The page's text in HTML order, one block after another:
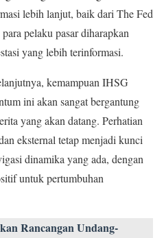
lebih lanjut, baik dari The Fed
pelaku pasar diharapkan
yang lebih terinformasi.
kemampuan IHSG
ini akan sangat bergantung
yang akan datang. Perhatian
eksternal tetap menjadi kunci
dinamika yang ada, dengan
untuk pertumbuhan
Rancangan Undang-